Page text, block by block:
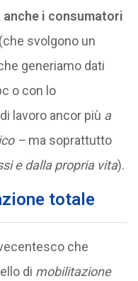
anche i consumatori
(che svolgono un
generiamo dati
o con lo
lavoro ancor più a
– ma soprattutto
e dalla propria vita).
totale
che
di mobilitazione